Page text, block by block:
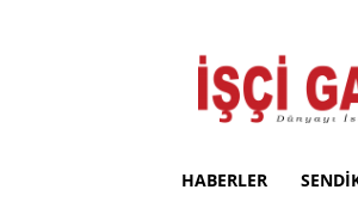
HABERLER